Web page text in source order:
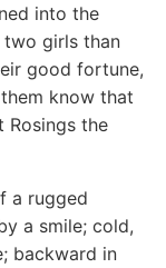
into the
two girls than
good fortune,
know that
Rosings the
a rugged
a smile; cold,
backward in